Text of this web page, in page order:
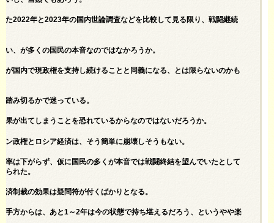
た2022年と2023年の国内世論調査などを比較して見る限り、戦闘継続
、が多くの国民の本音なのではなかろうか。
国内で現政権を支持し続けることと同義になる、とは限らないのかも
踏み切るかで迷っている。
が出てしまうことを恐れているからなのではないだろうか。
政権とロシア経済は、そう簡単に崩壊しそうもない。
は下がらず、仮に国民の多くが本音では戦闘終結を望んでいたとして
られた。
制裁の効果は疑問符が付くばかりとなる。
方からは、あと1～2年は今の状態で持ち堪えるだろう、というやや楽